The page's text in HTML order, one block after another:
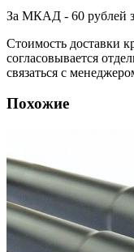
За МКАД - 60 рублей
Стоимость доставки
согласовывается
связаться с
Похожие